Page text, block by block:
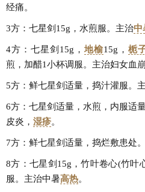
经痛。
3方：七星剑15g，水煎服。主治中
4方：七星剑15g， 地榆15g， 栀
煎，加醋1小杯调服。主治妇女血崩
5方：鲜七星剑适量，捣汁灌服。
6方：七星剑适量，水煎，内服适
皮炎， 湿疹。
7方：鲜七星剑适量，捣烂敷患处
8方：七星剑15g，竹叶卷心(竹叶
服。主治中暑高热。